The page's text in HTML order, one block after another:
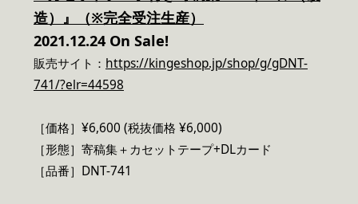
造）』（※完全受注生産）
2021.12.24 On Sale!
販売サイト： https://kingeshop.jp/shop/g/gDNT-
741/?elr=44598
［価格］¥6,600 (税抜価格 ¥6,000)
［形態］寄稿集＋カセットテープ+DLカード
［品番］DNT-741